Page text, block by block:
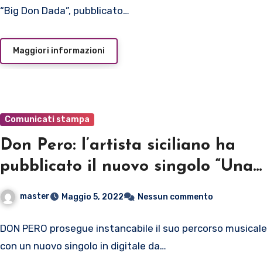
“Big Don Dada”, pubblicato…
Maggiori informazioni
Comunicati stampa
Don Pero: l’artista siciliano ha
pubblicato il nuovo singolo “Una
Chance”
master Maggio 5, 2022 Nessun commento
DON PERO prosegue instancabile il suo percorso musicale
con un nuovo singolo in digitale da…